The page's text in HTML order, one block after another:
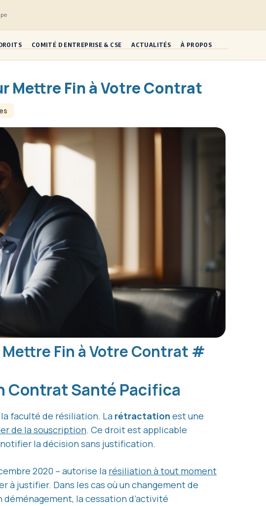
COMITÉ D ENTREPRISE & CSE ACTUALITÉS À PROPOS
Mettre Fin à Votre Contrat
Fin à Votre Contrat #
Contrat Santé Pacifica
faculté de résiliation. La rétractation est une
de la souscription. Ce droit est applicable
la décision sans justification.
2020 – autorise la résiliation à tout moment
justifier. Dans les cas où un changement de
déménagement, la cessation d’activité